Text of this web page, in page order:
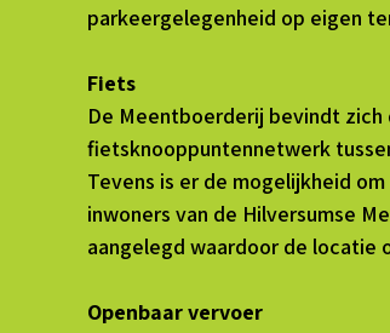
parkeergelegenheid op eigen
Fiets
De Meentboerderij bevindt
fietsknooppuntennetwerk
Tevens is er de mogelijkheid
inwoners van de Hilversumse
aangelegd waardoor de locatie
Openbaar vervoer